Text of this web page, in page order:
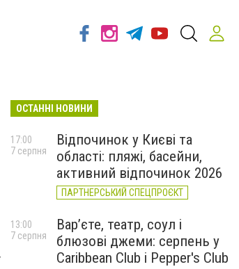
ОСТАННІ НОВИНИ
Відпочинок у Києві та
області: пляжі, басейни,
активний відпочинок 2026
ПАРТНЕРСЬКИЙ СПЕЦПРОЄКТ
17:00
7 серпня
Вар’єте, театр, соул і
блюзові джеми: серпень у
Caribbean Club і Pepper's Club
13:00
7 серпня